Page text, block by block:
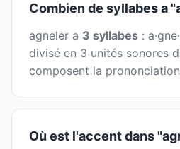
Combien de syllabes a
agneler a 3 syllabes :
divisé en 3 unités sonores
composent la
Où est l'accent dans